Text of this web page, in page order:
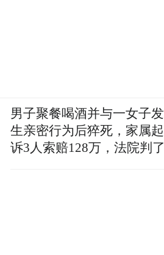
男子聚餐喝酒并与一女子发
生亲密行为后猝死，家属起
诉3人索赔128万，法院判了